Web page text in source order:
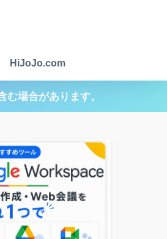
HiJoJo.com
場合があります。